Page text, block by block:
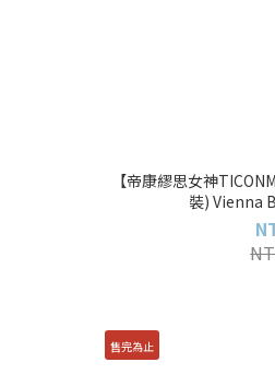
【帝康繆思女神
裝) Vienna
售完為止